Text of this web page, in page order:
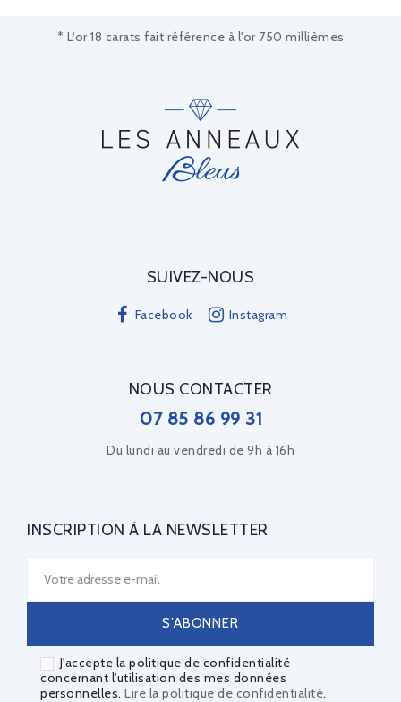
* L'or 18 carats fait référence à l'or 750 millièmes
SUIVEZ-NOUS
Facebook Instagram
NOUS CONTACTER
07 85 86 99 31
Du lundi au vendredi de 9h à 16h
INSCRIPTION À LA NEWSLETTER
J'accepte la politique de confidentialité
concernant l'utilisation des mes données
personnelles. Lire la politique de confidentialité.